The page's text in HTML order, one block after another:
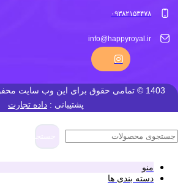
۰۹۳۸۲۱۵۳۴۷۸
info@happyroyal.ir
1403 © تمامی حقوق برای این وب سایت
پشتیبانی : داده تجارت
منو
دسته بندی ها